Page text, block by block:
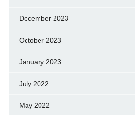
December 2023
October 2023
January 2023
July 2022
May 2022